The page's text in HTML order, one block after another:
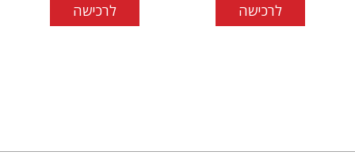
לרכישה לרכישה